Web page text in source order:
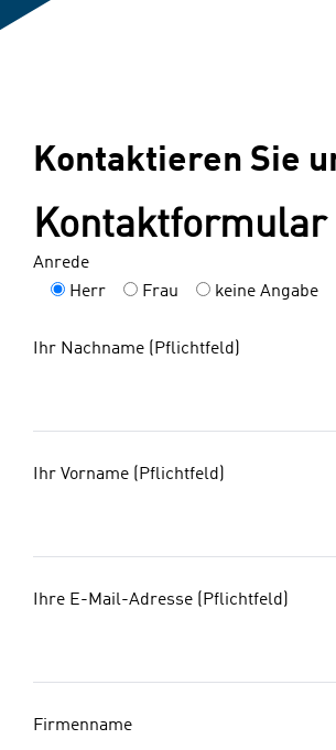
Kontaktieren Sie
Kontaktformular
Anrede
Herr
Frau keine Angabe
Ihr Nachname (Pflichtfeld)
Ihr Vorname (Pflichtfeld)
Ihre E-Mail-Adresse (Pflichtfeld)
Firmenname